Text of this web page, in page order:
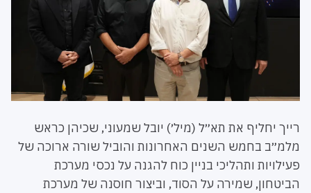
רייך יחליף את תא״ל (מיל׳) יובל שמעוני, שכיהן כראש
מלמ״ב בחמש השנים האחרונות והוביל שורה ארוכה של
פעילויות ותהליכי בניין כוח להגנה על נכסי מערכת
הביטחון, שמירה על הסוד, וביצור חוסנה של מערכת